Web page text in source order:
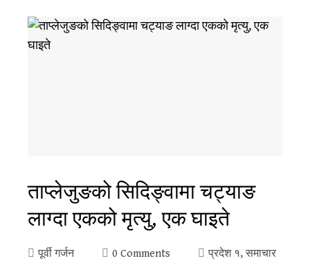
ताप्लेजुङको सिदिङ्वामा चट्याङ
लाग्दा एकको मृत्यु, एक घाइते
पूर्वी गर्जन 0 Comments प्रदेश १, समाचार